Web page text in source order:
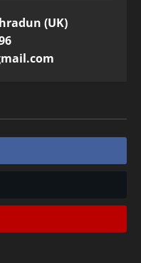
(UK)